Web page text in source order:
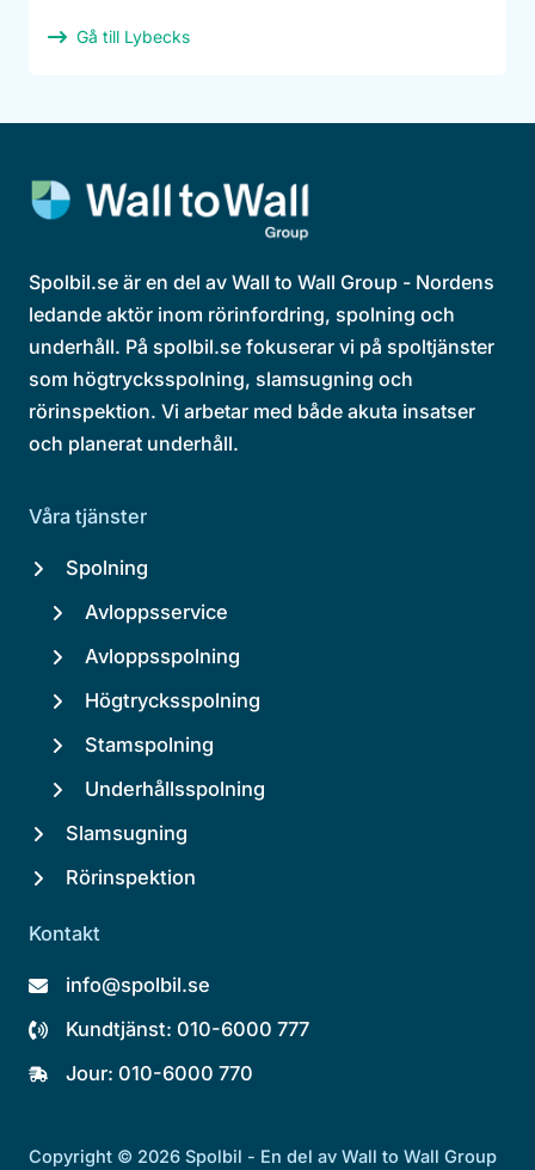
Gå till Lybecks
Spolbil.se är en del av Wall to Wall Group - Nordens
ledande aktör inom rörinfordring, spolning och
underhåll. På spolbil.se fokuserar vi på spoltjänster
som högtrycksspolning, slamsugning och
rörinspektion. Vi arbetar med både akuta insatser
och planerat underhåll.
Våra tjänster
Spolning
Avloppsservice
Avloppsspolning
Högtrycksspolning
Stamspolning
Underhållsspolning
Slamsugning
Rörinspektion
Kontakt
info@spolbil.se
Kundtjänst: 010-6000 777
Jour: 010-6000 770
Copyright © 2026 Spolbil - En del av Wall to Wall Group